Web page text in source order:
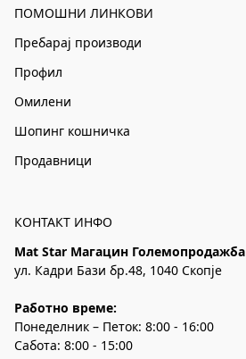
ПОМОШНИ ЛИНКОВИ
Пребарај производи
Профил
Омилени
Шопинг кошничка
Продавници
КОНТАКТ ИНФО
Mat Star Магацин Големопродажба
ул. Кадри Бази бр.48, 1040 Скопје
Работно време:
Понеделник – Петок: 8:00 - 16:00
Сабота: 8:00 - 15:00